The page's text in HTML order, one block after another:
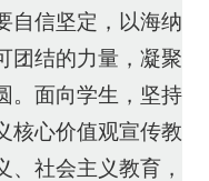
自信坚定，以海纳
团结的力量，凝聚
。面向学生，坚持
核心价值观宣传教
社会主义教育，